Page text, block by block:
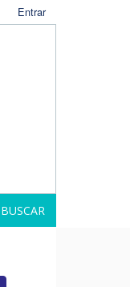
BUSCAR
Entrar